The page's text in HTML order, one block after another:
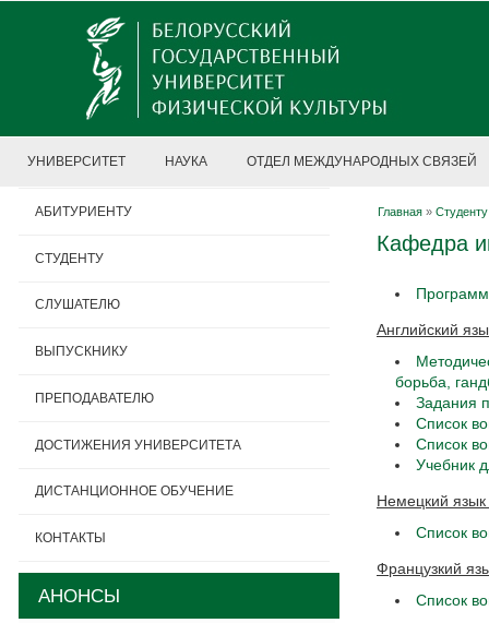
УНИВЕРСИТЕТ НАУКА ОТДЕЛ МЕЖДУНАРОДНЫХ СВЯЗЕЙ
Главная » Студенту
Кафедра
Английский
борьба,
Задания
Список
Список
Учебник
Немецкий язык
Список
Французкий
Список
АБИТУРИЕНТУ
СТУДЕНТУ
СЛУШАТЕЛЮ
ВЫПУСКНИКУ
ПРЕПОДАВАТЕЛЮ
ДОСТИЖЕНИЯ УНИВЕРСИТЕТА
ДИСТАНЦИОННОЕ ОБУЧЕНИЕ
КОНТАКТЫ
АНОНСЫ